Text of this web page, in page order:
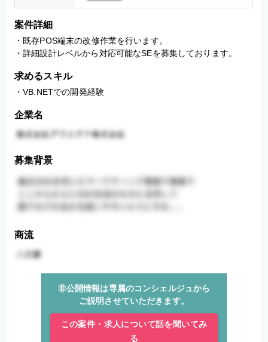
案件詳細
・既存POS端末の改修作業を行います。
・詳細設計レベルから対応可能なSEを募集しております。
求めるスキル
・VB.NETでの開発経験
企業名
募集背景
商流
非公開情報は専属のコンシェルジュから
ご説明させていただきます。
この案件・求人について話を聞いてみ
る